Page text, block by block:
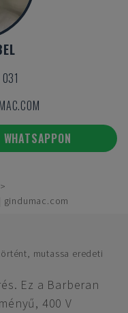
gindumac.com
mutassa eredeti
Ez a Barberan
400 V